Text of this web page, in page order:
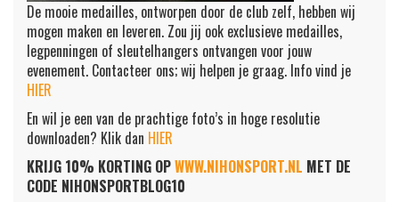
De mooie medailles, ontworpen door de club zelf, hebben wij
mogen maken en leveren. Zou jij ook exclusieve medailles,
legpenningen of sleutelhangers ontvangen voor jouw
evenement. Contacteer ons; wij helpen je graag. Info vind je
HIER
En wil je een van de prachtige foto’s in hoge resolutie
downloaden? Klik dan HIER
KRIJG 10% KORTING OPWWW.NIHONSPORT.NL MET DE
CODE NIHONSPORTBLOG10